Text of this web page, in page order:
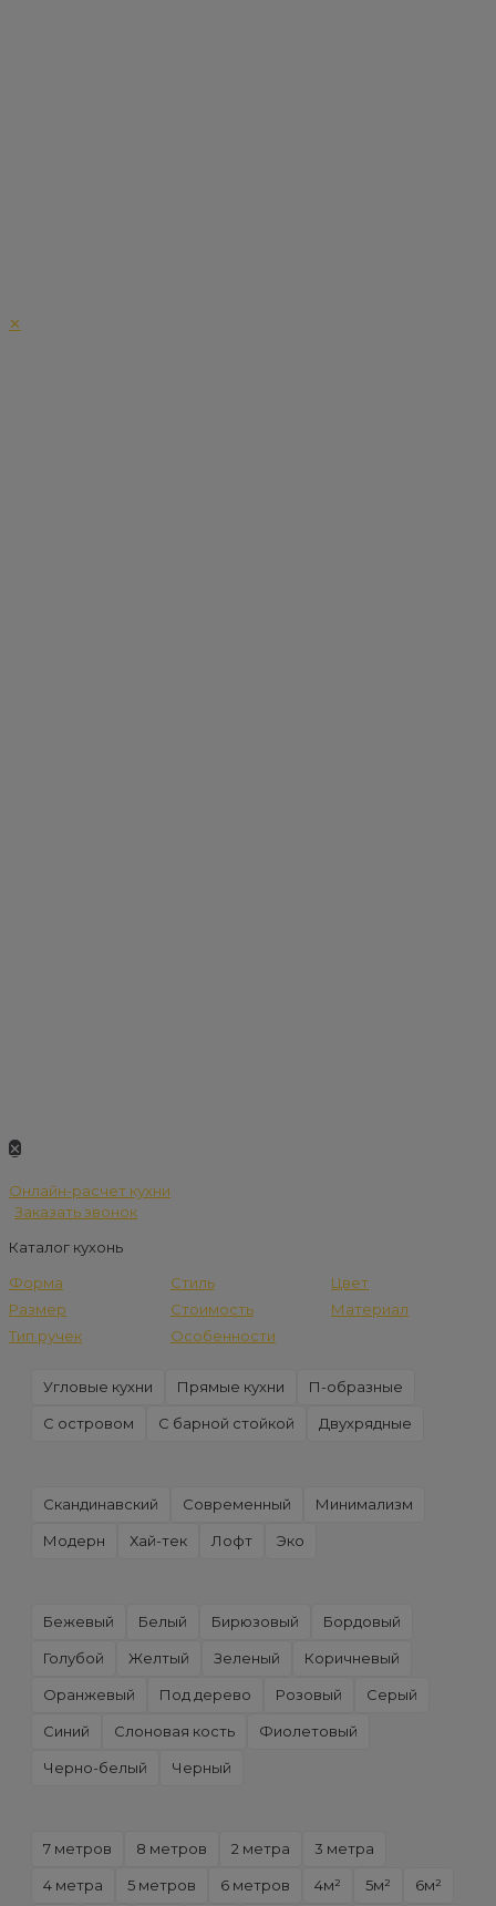
✕
✕
Онлайн-расчет кухни
Заказать звонок
Каталог кухонь
Форма
Стиль
Цвет
Размер
Стоимость
Материал
Тип ручек
Особенности
Угловые кухни Прямые кухни П-образные
С островом С барной стойкой Двухрядные
Скандинавский Современный Минимализм
Модерн Хай-тек Лофт Эко
Бежевый Белый Бирюзовый Бордовый
Голубой Желтый Зеленый Коричневый
Оранжевый Под дерево Розовый Серый
Синий Слоновая кость Фиолетовый
Черно-белый Черный
7 метров 8 метров 2 метра 3 метра
4 метра 5 метров 6 метров 4м² 5м² 6м²